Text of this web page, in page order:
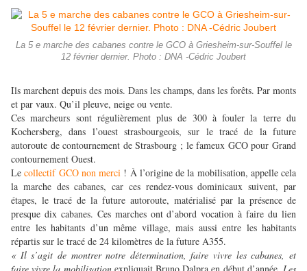
La 5 e marche des cabanes contre le GCO à Griesheim-sur-Souffel le
12 février dernier. Photo : DNA -Cédric Joubert
Ils marchent depuis des mois. Dans les champs, dans les forêts. Par monts
et par vaux. Qu’il pleuve, neige ou vente.
Ces marcheurs sont régulièrement plus de 300 à fouler la terre du
Kochersberg, dans l’ouest strasbourgeois, sur le tracé de la future
autoroute de contournement de Strasbourg ; le fameux GCO pour Grand
contournement Ouest.
Lecollectif GCO non merci ! À l’origine de la mobilisation, appelle cela
la marche des cabanes, car ces rendez-vous dominicaux suivent, par
étapes, le tracé de la future autoroute, matérialisé par la présence de
presque dix cabanes. Ces marches ont d’abord vocation à faire du lien
entre les habitants d’un même village, mais aussi entre les habitants
répartis sur le tracé de 24 kilomètres de la future A355.
« Il s’agit de montrer notre détermination, faire vivre les cabanes, et